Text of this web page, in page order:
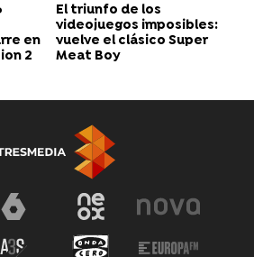
en
2
El triunfo de los
videojuegos imposibles:
vuelve el clásico Super
Meat Boy